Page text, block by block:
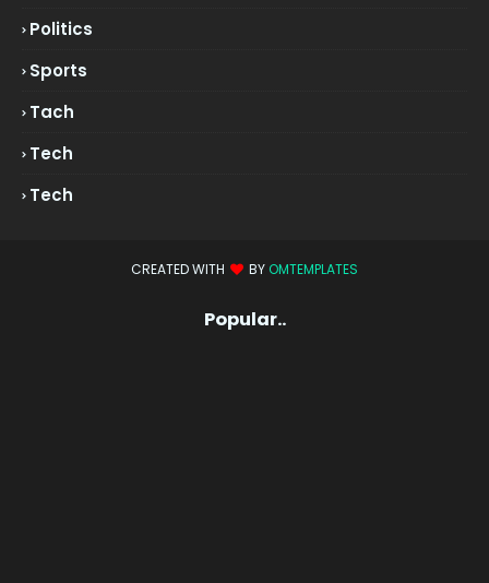
Politics
Sports
Tach
Tech
Tech
CREATED WITH BY OMTEMPLATES
Popular..